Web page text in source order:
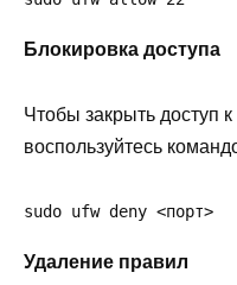
Блокировка доступа
Чтобы закрыть доступ
воспользуйтесь
sudo ufw deny <порт>
Удаление правил